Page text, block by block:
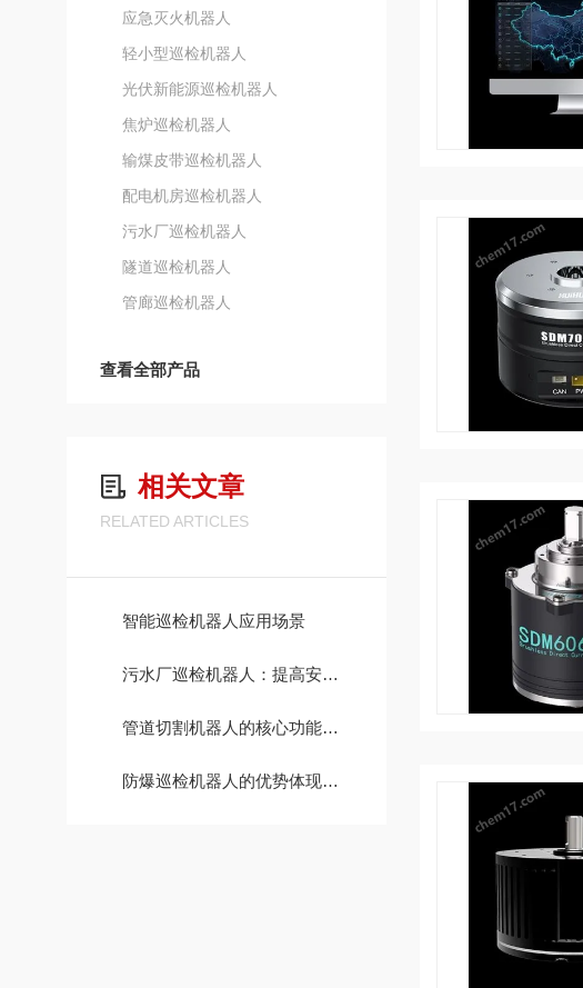
应急灭火机器人
轻小型巡检机器人
光伏新能源巡检机器人
焦炉巡检机器人
输煤皮带巡检机器人
配电机房巡检机器人
污水厂巡检机器人
隧道巡检机器人
管廊巡检机器人
查看全部产品
相关文章
RELATED ARTICLES
智能巡检机器人应用场景
污水厂巡检机器人：提高安全性与可靠性
管道切割机器人的核心功能与技术优势
防爆巡检机器人的优势体现在哪些方面？